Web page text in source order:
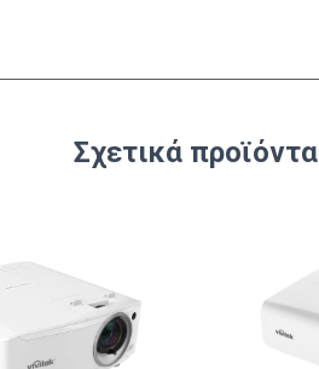
Σχετικά προϊόντα